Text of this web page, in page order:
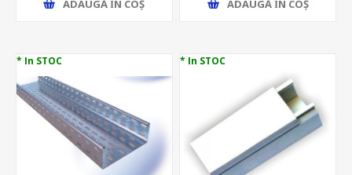
ADAUGĂ ȊN COŞ ADAUGĂ ȊN COŞ
* In STOC * In STOC